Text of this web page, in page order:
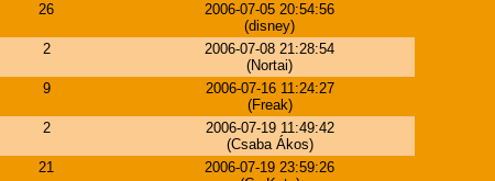
26
2006-07-05 20:54:56
(disney)
2
2006-07-08 21:28:54
(Nortai)
9
2006-07-16 11:24:27
(Freak)
2
2006-07-19 11:49:42
(Csaba Ákos)
21
2006-07-19 23:59:26